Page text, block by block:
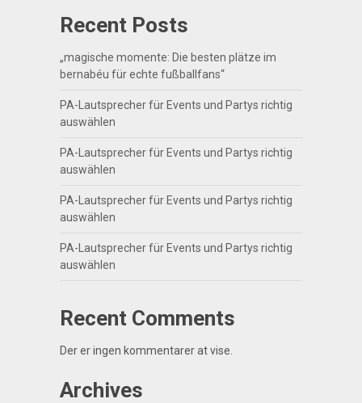
Recent Posts
„magische momente: Die besten plätze im
bernabéu für echte fußballfans“
PA-Lautsprecher für Events und Partys richtig
auswählen
PA-Lautsprecher für Events und Partys richtig
auswählen
PA-Lautsprecher für Events und Partys richtig
auswählen
PA-Lautsprecher für Events und Partys richtig
auswählen
Recent Comments
Der er ingen kommentarer at vise.
Archives